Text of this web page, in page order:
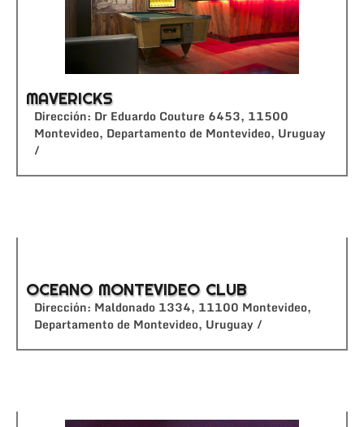
MAVERICKS
Dirección: Dr Eduardo Couture 6453, 11500
Montevideo, Departamento de Montevideo, Uruguay
/
OCEANO MONTEVIDEO CLUB
Dirección: Maldonado 1334, 11100 Montevideo,
Departamento de Montevideo, Uruguay /